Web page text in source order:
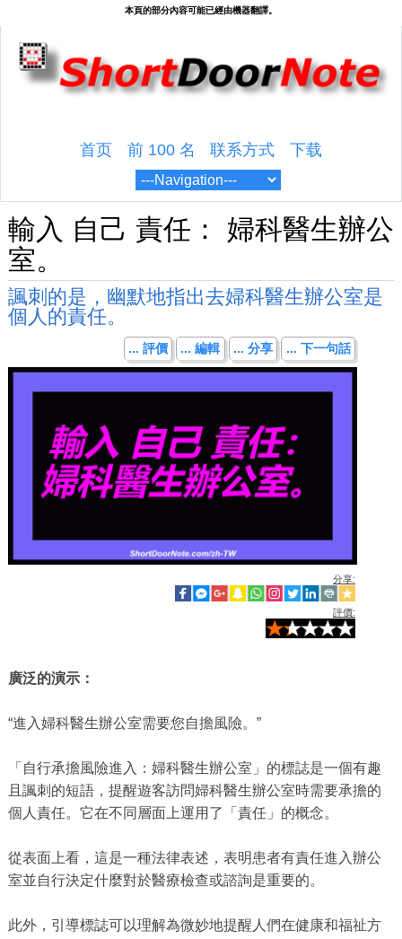
首页 前 100 名 联系方式 下载
輸入 自己 責任： 婦科醫生辦公
室。
諷刺的是，幽默地指出去婦科醫生辦公室是
個人的責任。
... 評價 ... 編輯 ... 分享 ... 下一句話
分享:
評價:
廣泛的演示：
“進入婦科醫生辦公室需要您自擔風險。”
「自行承擔風險進入：婦科醫生辦公室」的標誌是一個有趣
且諷刺的短語，提醒遊客訪問婦科醫生辦公室時需要承擔的
個人責任。它在不同層面上運用了「責任」的概念。
從表面上看，這是一種法律表述，表明患者有責任進入辦公
室並自行決定什麼對於醫療檢查或諮詢是重要的。
此外，引導標誌可以理解為微妙地提醒人們在健康和福祉方